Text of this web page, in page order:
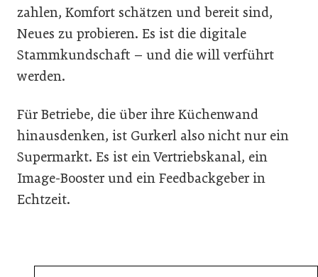
zahlen, Komfort schätzen und bereit sind,
Neues zu probieren. Es ist die digitale
Stammkundschaft – und die will verführt
werden.
Für Betriebe, die über ihre Küchenwand
hinausdenken, ist Gurkerl also nicht nur ein
Supermarkt. Es ist ein Vertriebskanal, ein
Image-Booster und ein Feedbackgeber in
Echtzeit.